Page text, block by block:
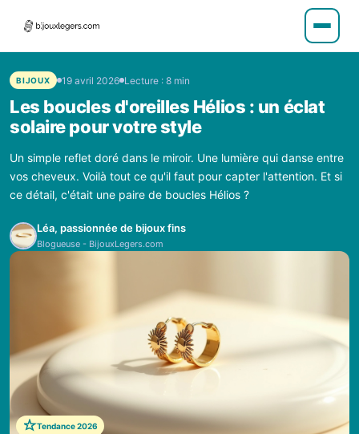
BIJOUX 19 avril 2026 Lecture : 8 min
Les boucles d'oreilles Hélios : un éclat
solaire pour votre style
Un simple reflet doré dans le miroir. Une lumière qui danse entre
vos cheveux. Voilà tout ce qu'il faut pour capter l'attention. Et si
ce détail, c'était une paire de boucles Hélios ?
Léa, passionnée de bijoux fins
Blogueuse - BijouxLegers.com
Tendance 2026